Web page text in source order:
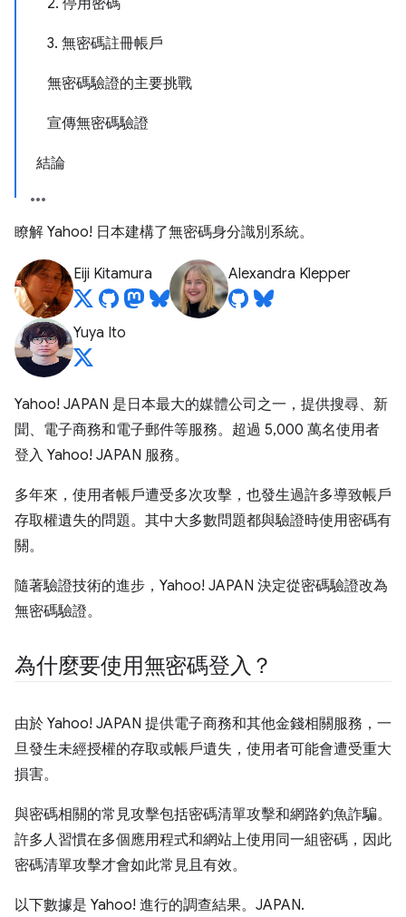
2. 停用密碼
3. 無密碼註冊帳戶
無密碼驗證的主要挑戰
宣傳無密碼驗證
結論
瞭解 Yahoo! 日本建構了無密碼身分識別系統。
Eiji Kitamura Alexandra Klepper
Yuya Ito
Yahoo! JAPAN 是日本最大的媒體公司之一，提供搜尋、新
聞、電子商務和電子郵件等服務。超過 5,000 萬名使用者
登入 Yahoo! JAPAN 服務。
多年來，使用者帳戶遭受多次攻擊，也發生過許多導致帳戶
存取權遺失的問題。其中大多數問題都與驗證時使用密碼有
關。
隨著驗證技術的進步，Yahoo! JAPAN 決定從密碼驗證改為
無密碼驗證。
為什麼要使用無密碼登入？
由於 Yahoo! JAPAN 提供電子商務和其他金錢相關服務，一
旦發生未經授權的存取或帳戶遺失，使用者可能會遭受重大
損害。
與密碼相關的常見攻擊包括密碼清單攻擊和網路釣魚詐騙。
許多人習慣在多個應用程式和網站上使用同一組密碼，因此
密碼清單攻擊才會如此常見且有效。
以下數據是 Yahoo! 進行的調查結果。JAPAN.